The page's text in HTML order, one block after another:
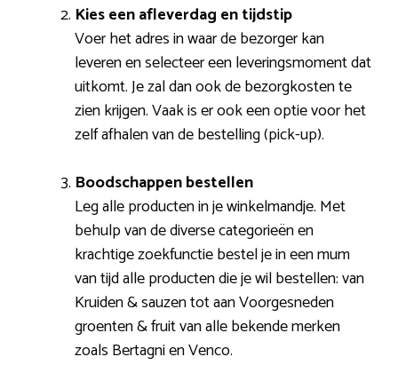
Kies een afleverdag en tijdstip
Voer het adres in waar de bezorger kan
leveren en selecteer een leveringsmoment dat
uitkomt. Je zal dan ook de bezorgkosten te
zien krijgen. Vaak is er ook een optie voor het
zelf afhalen van de bestelling (pick-up).
Boodschappen bestellen
Leg alle producten in je winkelmandje. Met
behulp van de diverse categorieën en
krachtige zoekfunctie bestel je in een mum
van tijd alle producten die je wil bestellen: van
Kruiden & sauzen tot aan Voorgesneden
groenten & fruit van alle bekende merken
zoals Bertagni en Venco.